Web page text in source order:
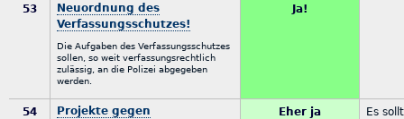
53
Neuordnung des
Verfassungsschutzes!
Die Aufgaben des Verfassungsschutzes
sollen, so weit verfassungsrechtlich
zulässig, an die Polizei abgegeben
werden.
Ja!
54
Projekte gegen
Eher ja
Es